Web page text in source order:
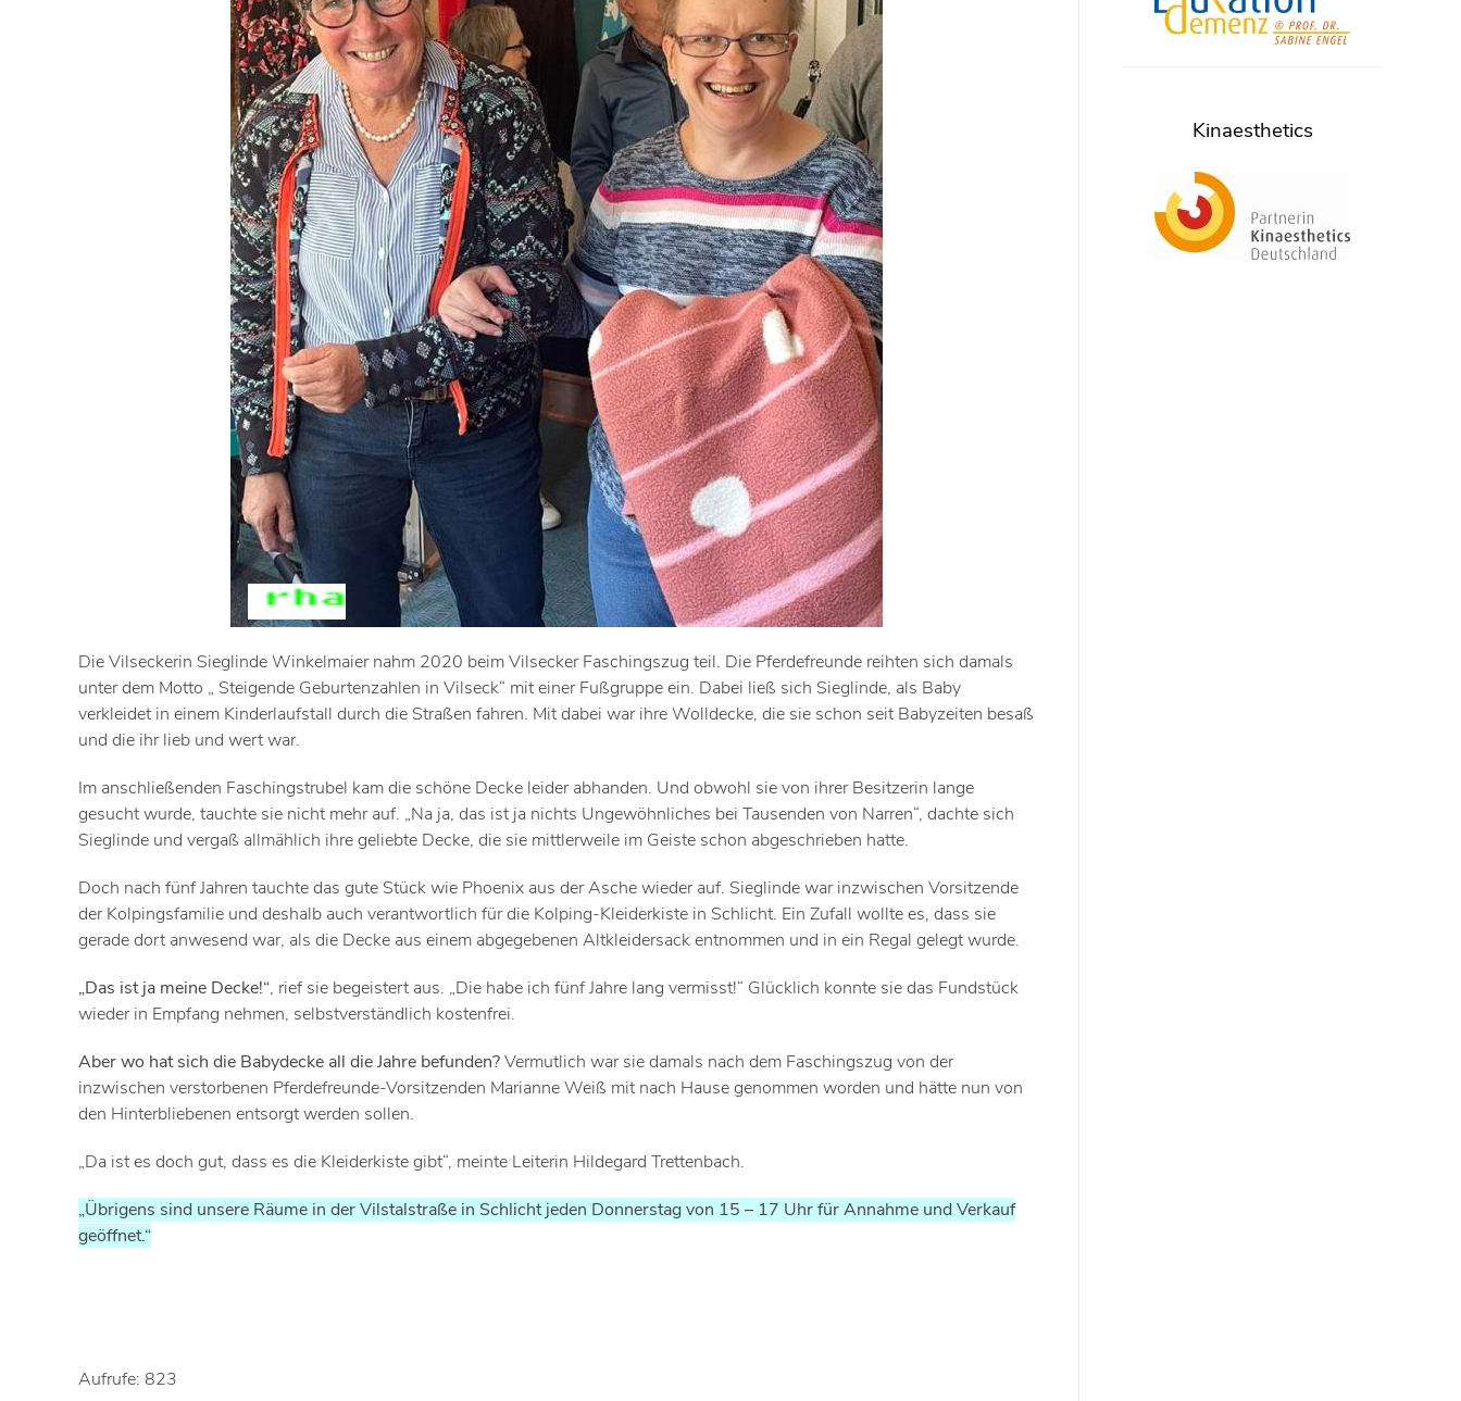
Die Vilseckerin Sieglinde Winkelmaier nahm 2020 beim Vilsecker Faschingszug teil. Die Pferdefreunde reihten sich damals
unter dem Motto „ Steigende Geburtenzahlen in Vilseck“ mit einer Fußgruppe ein. Dabei ließ sich Sieglinde, als Baby
verkleidet in einem Kinderlaufstall durch die Straßen fahren. Mit dabei war ihre Wolldecke, die sie schon seit Babyzeiten besaß
und die ihr lieb und wert war.
Im anschließenden Faschingstrubel kam die schöne Decke leider abhanden. Und obwohl sie von ihrer Besitzerin lange
gesucht wurde, tauchte sie nicht mehr auf. „Na ja, das ist ja nichts Ungewöhnliches bei Tausenden von Narren“, dachte sich
Sieglinde und vergaß allmählich ihre geliebte Decke, die sie mittlerweile im Geiste schon abgeschrieben hatte.
Doch nach fünf Jahren tauchte das gute Stück wie Phoenix aus der Asche wieder auf. Sieglinde war inzwischen Vorsitzende
der Kolpingsfamilie und deshalb auch verantwortlich für die Kolping-Kleiderkiste in Schlicht. Ein Zufall wollte es, dass sie
gerade dort anwesend war, als die Decke aus einem abgegebenen Altkleidersack entnommen und in ein Regal gelegt wurde.
„Das ist ja meine Decke!“, rief sie begeistert aus. „Die habe ich fünf Jahre lang vermisst!“ Glücklich konnte sie das Fundstück
wieder in Empfang nehmen, selbstverständlich kostenfrei.
Aber wo hat sich die Babydecke all die Jahre befunden?Vermutlich war sie damals nach dem Faschingszug von der
inzwischen verstorbenen Pferdefreunde-Vorsitzenden Marianne Weiß mit nach Hause genommen worden und hätte nun von
den Hinterbliebenen entsorgt werden sollen.
„Da ist es doch gut, dass es die Kleiderkiste gibt“, meinte Leiterin Hildegard Trettenbach.
„Übrigens sind unsere Räume in der Vilstalstraße in Schlicht jeden Donnerstag von 15 – 17 Uhr für Annahme und Verkauf
geöffnet.“
Aufrufe: 823
Kinaesthetics